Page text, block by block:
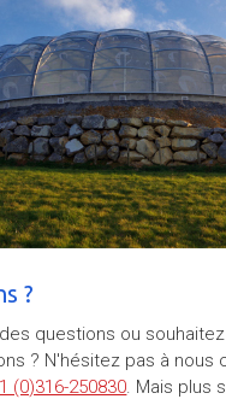
?
questions ou
? N'hésitez pas à nous
(0)316-250830 . Mais plus